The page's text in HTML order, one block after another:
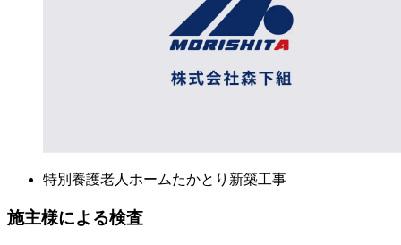
特別養護老人ホームたかとり新築工事
施主様による検査